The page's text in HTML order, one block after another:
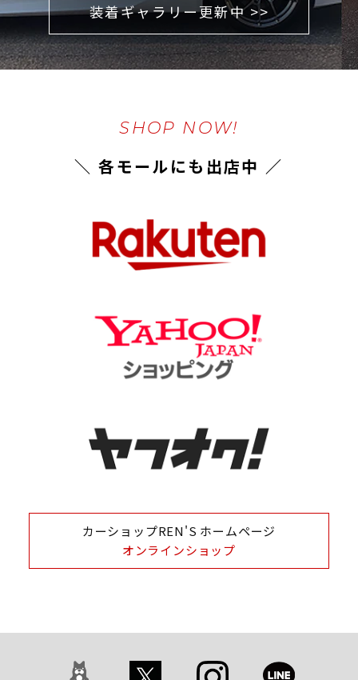
装着ギャラリー更新中 >>
SHOP NOW!
＼ 各モールにも出店中 ／
カーショップREN'S ホームページ
オンラインショップ